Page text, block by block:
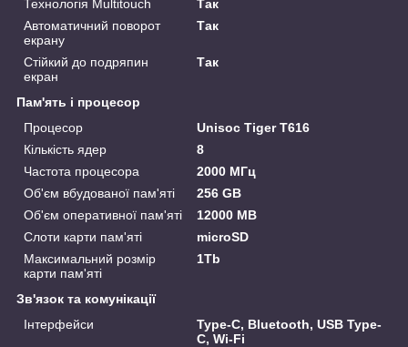
Технологія Multitouch
Так
Автоматичний поворот
екрану
Так
Стійкий до подряпин
екран
Так
Пам'ять і процесор
Процесор
Unisoc Tiger T616
Кількість ядер
8
Частота процесора
2000 МГц
Об'єм вбудованої пам'яті
256 GB
Об'єм оперативної пам'яті
12000 MB
Слоти карти пам'яті
microSD
Максимальний розмір
карти пам'яті
1Tb
Зв'язок та комунікації
Інтерфейси
Type-C, Bluetooth, USB Type-
C, Wi-Fi